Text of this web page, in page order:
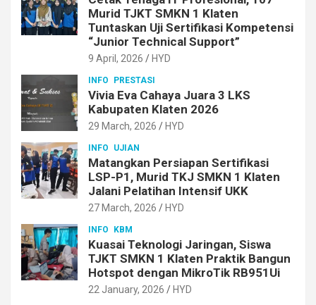
Murid TJKT SMKN 1 Klaten
Tuntaskan Uji Sertifikasi Kompetensi
“Junior Technical Support”
9 April, 2026 HYD
INFO PRESTASI
Vivia Eva Cahaya Juara 3 LKS
Kabupaten Klaten 2026
29 March, 2026 HYD
INFO UJIAN
Matangkan Persiapan Sertifikasi
LSP-P1, Murid TKJ SMKN 1 Klaten
Jalani Pelatihan Intensif UKK
27 March, 2026 HYD
INFO KBM
Kuasai Teknologi Jaringan, Siswa
TJKT SMKN 1 Klaten Praktik Bangun
Hotspot dengan MikroTik RB951Ui
22 January, 2026 HYD